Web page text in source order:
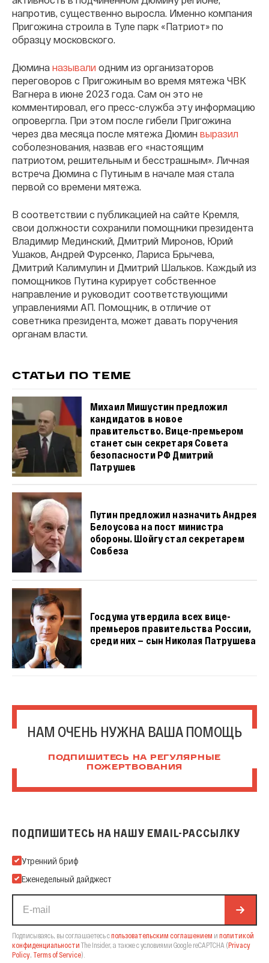
напротив, существенно выросла. Именно компания
Пригожина строила в Туле парк «Патриот» по
образцу московского.
Дюмина называли одним из организаторов
переговоров с Пригожиным во время мятежа ЧВК
Вагнера в июне 2023 года. Сам он это не
комментировал, его пресс-служба эту информацию
опровергла. При этом после гибели Пригожина
через два месяца после мятежа Дюмин выразил
соболезнования, назвав его «настоящим
патриотом, решительным и бесстрашным». Личная
встреча Дюмина с Путиным в начале мая стала
первой со времени мятежа.
В соответствии с публикацией на сайте Кремля,
свои должности сохранили помощники президента
Владимир Мединский, Дмитрий Миронов, Юрий
Ушаков, Андрей Фурсенко, Лариса Брычева,
Дмитрий Калимулин и Дмитрий Шальков. Каждый из
помощников Путина курирует собственное
направление и руководит соответствующими
управлениями АП. Помощник, в отличие от
советника президента, может давать поручения
органам власти.
СТАТЬИ ПО ТЕМЕ
Михаил Мишустин предложил
кандидатов в новое
правительство. Вице-премьером
станет сын секретаря Совета
безопасности РФ Дмитрий
Патрушев
Путин предложил назначить Андрея
Белоусова на пост министра
обороны. Шойгу стал секретарем
Совбеза
Госдума утвердила всех вице-
премьеров правительства России,
среди них — сын Николая Патрушева
НАМ ОЧЕНЬ НУЖНА ВАША ПОМОЩЬ
ПОДПИШИТЕСЬ НА РЕГУЛЯРНЫЕ
ПОЖЕРТВОВАНИЯ
ПОДПИШИТЕСЬ НА НАШУ EMAIL-РАССЫЛКУ
Подпишитесь на нашу Email-рассылку
Утренний бриф
Еженедельный дайджест
Подписываясь, вы соглашаетесь спользовательским соглашением и политикой
конфиденциальности The Insider, а также с условиями Google reCAPTCHA (Privacy
Policy, Terms of Service).